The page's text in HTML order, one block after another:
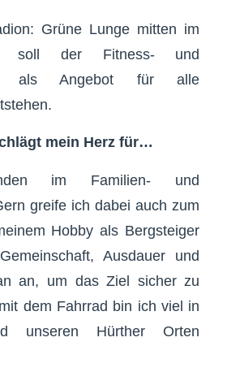
Grüne Lunge mitten im
soll der Fitness- und
als Angebot für alle
mein Herz für…
im Familien- und
greife ich dabei auch zum
Hobby als Bergsteiger
Ausdauer und
an, um das Ziel sicher zu
dem Fahrrad bin ich viel in
unseren Hürther Orten